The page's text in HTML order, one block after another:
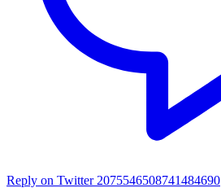
Reply on Twitter 2075546508741484690